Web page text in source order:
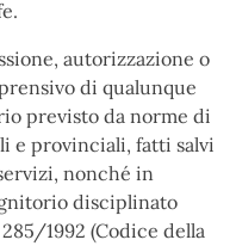
autorizzazione o
di qualunque
previsto da norme di
e provinciali, fatti salvi
nonché in
disciplinato
285/1992 (Codice della